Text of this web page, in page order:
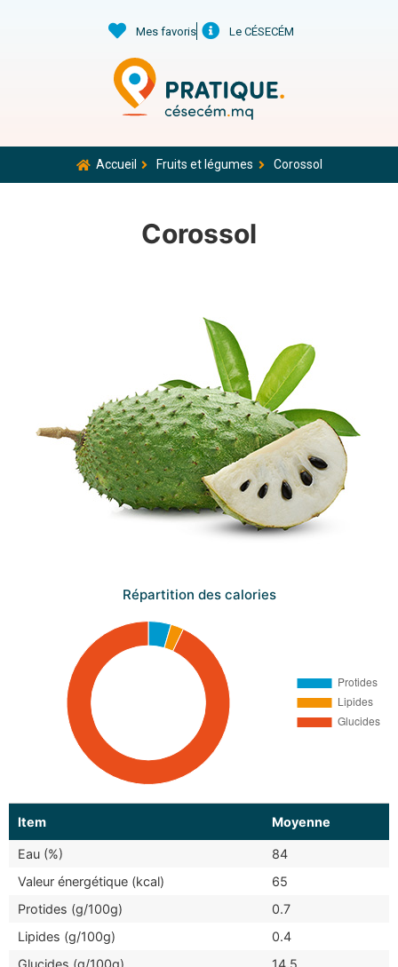
Mes favoris Le CÉSECÉM
Accueil Fruits et légumes Corossol
Corossol
Répartition des calories
Item Moyenne
Eau (%)
84
Valeur énergétique (kcal)
65
Protides (g/100g)
0.7
Lipides (g/100g)
0.4
Glucides (g/100g)
14.5